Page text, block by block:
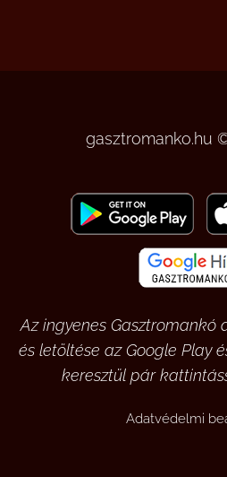
gasztromanko.hu
Az ingyenes Gasztromankó
és letöltése az Google Play
keresztül pár
Adatvédelmi